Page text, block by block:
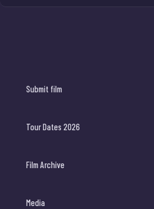
Submit film
Tour Dates 2026
Film Archive
Media